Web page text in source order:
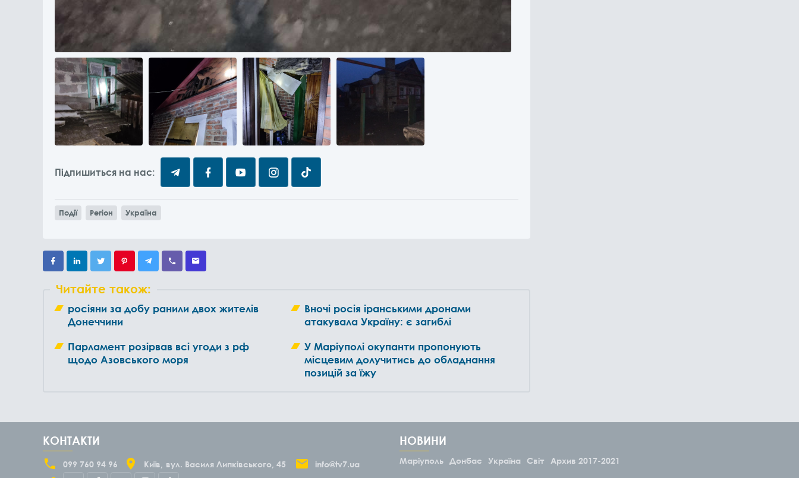
Підпишиться на нас:
Події Регіон Україна
Читайте також:
росіяни за добу ранили двох жителів
Донеччини
Вночі росія іранськими дронами
атакувала Україну: є загиблі
Парламент розірвав всі угоди з рф
щодо Азовського моря
У Маріуполі окупанти пропонують
місцевим долучитись до обладнання
позицій за їжу
КОНТАКТИ
099 760 94 96 Київ вул. Василя Липківського, 45 info@tv7.ua
НОВИНИ
Маріуполь Донбас Україна Світ Архив 2017-2021